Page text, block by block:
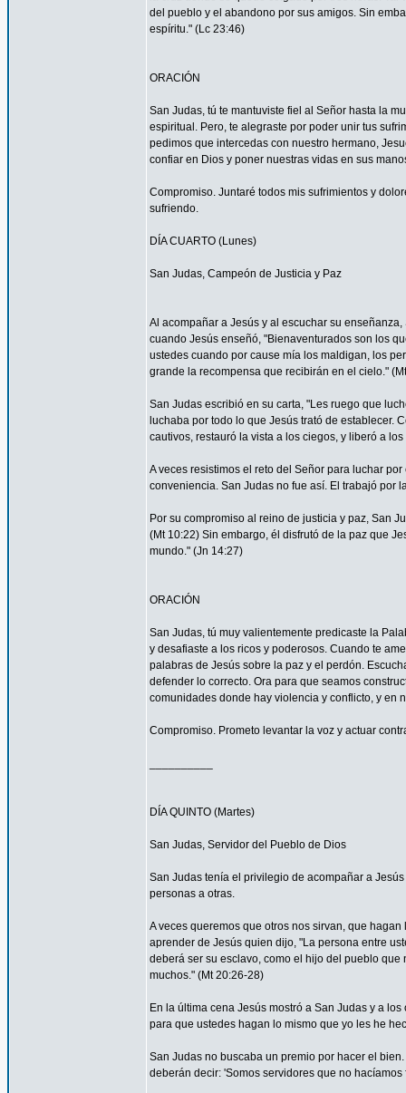
del pueblo y el abandono por sus amigos. Sin
espíritu." (Lc 23:46)
ORACIÓN
San Judas, tú te mantuviste fiel al Señor hasta la
espiritual. Pero, te alegraste por poder unir tus
pedimos que intercedas con nuestro hermano,
confiar en Dios y poner nuestras vidas en sus
Compromiso. Juntaré todos mis sufrimientos y
sufriendo.
DÍA CUARTO (Lunes)
San Judas, Campeón de Justicia y Paz
Al acompañar a Jesús y al escuchar su
cuando Jesús enseñó, "Bienaventurados son los
ustedes cuando por cause mía los maldigan, los
grande la recompensa que recibirán en el cielo."
San Judas escribió en su carta, "Les ruego que
luchaba por todo lo que Jesús trató de establecer.
cautivos, restauró la vista a los ciegos, y liberó a
A veces resistimos el reto del Señor para luchar
conveniencia. San Judas no fue así. El trabajó por
Por su compromiso al reino de justicia y paz, San
(Mt 10:22) Sin embargo, él disfrutó de la paz que
mundo." (Jn 14:27)
ORACIÓN
San Judas, tú muy valientemente predicaste la
y desafiaste a los ricos y poderosos. Cuando te
palabras de Jesús sobre la paz y el perdón.
defender lo correcto. Ora para que seamos
comunidades donde hay violencia y conflicto, y en
Compromiso. Prometo levantar la voz y actuar
DÍA QUINTO (Martes)
San Judas, Servidor del Pueblo de Dios
San Judas tenía el privilegio de acompañar a
personas a otras.
A veces queremos que otros nos sirvan, que
aprender de Jesús quien dijo, "La persona entre
deberá ser su esclavo, como el hijo del pueblo
muchos." (Mt 20:26-28)
En la última cena Jesús mostró a San Judas y a
para que ustedes hagan lo mismo que yo les he
San Judas no buscaba un premio por hacer el
deberán decir: 'Somos servidores que no